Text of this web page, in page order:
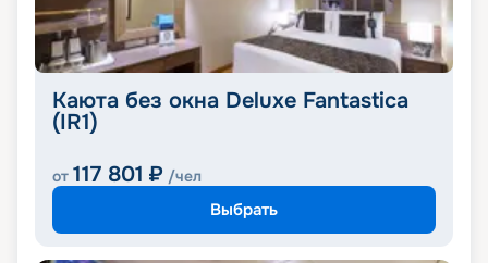
Каюта без окна Deluxe Fantastica
(IR1)
от 117 801 ₽ /чел
Выбрать